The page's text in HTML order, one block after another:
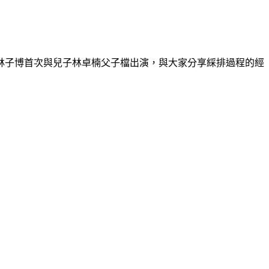
博首次與兒子林卓楠父子檔出演，與大家分享綵排過程的經